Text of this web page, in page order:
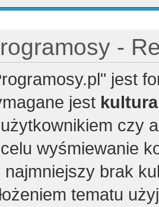
-
jest
jest
czy
wyśmiewanie
brak
tematu